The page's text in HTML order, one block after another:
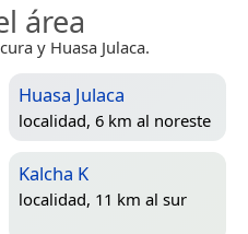
área
y Huasa Julaca.
Huasa Julaca
localidad, 6 km al noreste
Kalcha K
localidad, 11 km al sur